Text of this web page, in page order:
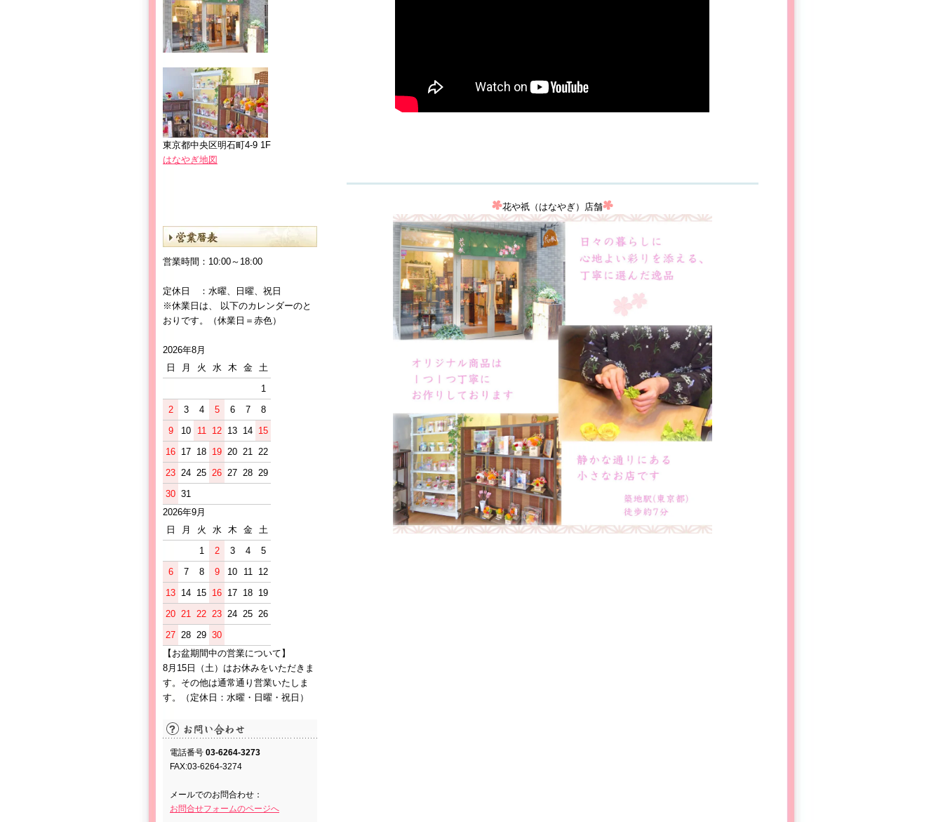
東京都中央区明石町4-9 1F
はなやぎ地図
営業時間：10:00～18:00
定休日 ：水曜、日曜、祝日
※休業日は、 以下のカレンダーのと
おりです。（休業日＝赤色）
2026年8月
日
月 火 水 木 金
土
1
2
3 4 5 6 7
8
9
10 11 12 13 14 15
16 17 18 19 20 21
22
23 24 25 26 27 28 29
30 31
2026年9月
日
月 火 水 木 金
土
1
2 3 4
5
6
7 8 9 10 11
12
13 14 15 16 17 18 19
20 21 22 23 24 25 26
27 28 29 30
【お盆期間中の営業について】
8月15日（土）はお休みをいただきま
す。その他は通常通り営業いたしま
す。（定休日：水曜・日曜・祝日）
電話番号 03-6264-3273
FAX:03-6264-3274
メールでのお問合わせ：
お問合せフォームのページへ
花や祇（はなやぎ）店舗